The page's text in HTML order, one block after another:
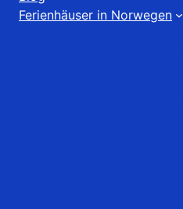
Ferienhäuser in Norwegen